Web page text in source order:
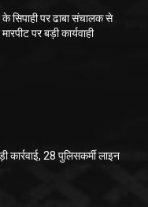
सिपाही पर ढाबा संचालक से
पर बड़ी कार्यवाही
कार्रवाई, 28 पुलिसकर्मी लाइन